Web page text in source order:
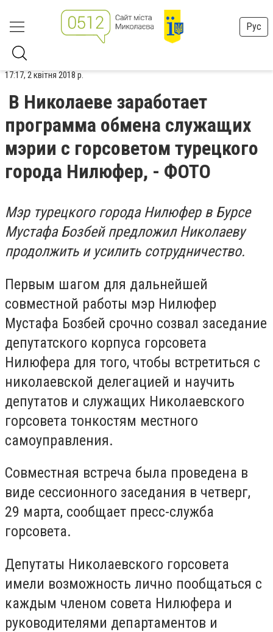
Рус
17:17, 2 квітня 2018 р.
В Николаеве заработает
программа обмена служащих
мэрии с горсоветом турецкого
города Нилюфер, - ФОТО
Мэр турецкого города Нилюфер в Бурсе
Мустафа Бозбей предложил Николаеву
продолжить и усилить сотрудничество.
Первым шагом для дальнейшей
совместной работы мэр Нилюфер
Мустафа Бозбей срочно созвал заседание
депутатского корпуса горсовета
Нилюфера для того, чтобы встретиться с
николаевской делегацией и научить
депутатов и служащих Николаевского
горсовета тонкостям местного
самоуправления.
Совместная встреча была проведена в
виде сессионного заседания в четверг,
29 марта, сообщает пресс-служба
горсовета.
Депутаты Николаевского горсовета
имели возможность лично пообщаться с
каждым членом совета Нилюфера и
руководителями департаментов и